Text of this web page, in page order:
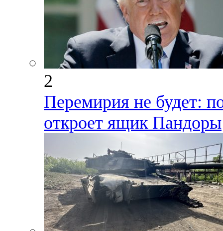
2
Перемирия не будет:
откроет ящик Пандоры